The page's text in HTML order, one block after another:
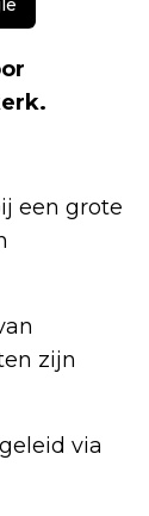
een grote
zijn
via